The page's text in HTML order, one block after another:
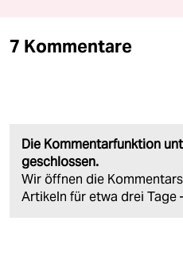
7 Kommentare
Die Kommentarfunktion
geschlossen.
Wir öffnen die
Artikeln für etwa drei Tage